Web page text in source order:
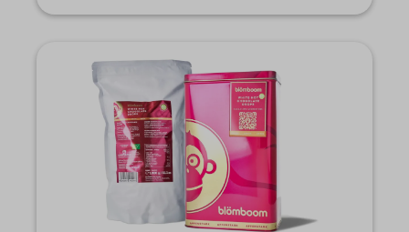
Magie sehen möchtet.Das Set beinhaltet:- Blömboom -
Refillbeutel "Milk Hot Chocolate Powder BIO 1kg" mit
passendem Magnet